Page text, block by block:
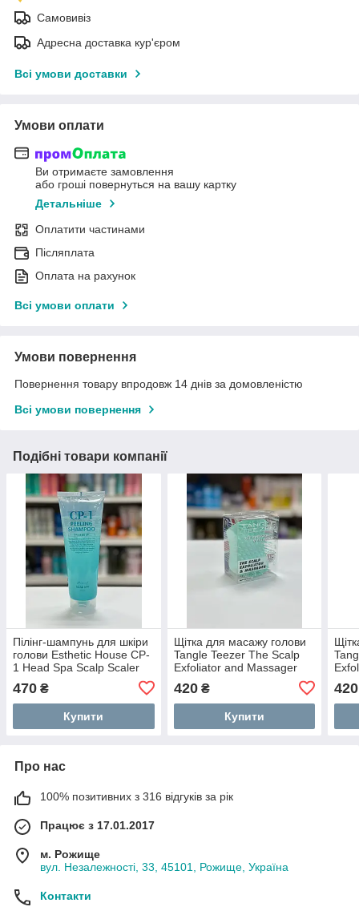
Самовивіз
Адресна доставка кур'єром
Всі умови доставки
Умови оплати
Ви отримаєте замовлення
або гроші повернуться на вашу картку
Детальніше
Оплатити частинами
Післяплата
Оплата на рахунок
Всі умови оплати
Умови повернення
Повернення товару впродовж 14 днів за домовленістю
Всі умови повернення
Подібні товари компанії
Пілінг-шампунь для шкіри
голови Esthetic House CP-
1 Head Spa Scalp Scaler
470 ₴
Купити
Щітка для масажу голови
Tangle Teezer The Scalp
Exfoliator and Massager
420₴
Купити
420
Про нас
100% позитивних з 316 відгуків за рік
Працює з 17.01.2017
м. Рожище
вул. Незалежності, 33, 45101, Рожище, Україна
Контакти